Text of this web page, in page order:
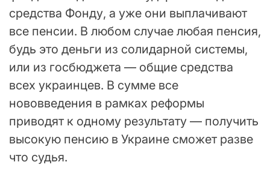
средства Фонду, а уже они выплачивают
все пенсии. В любом случае любая пенсия,
будь это деньги из солидарной системы,
или из госбюджета — общие средства
всех украинцев. В сумме все
нововведения в рамках реформы
приводят к одному результату — получить
высокую пенсию в Украине сможет разве
что судья.